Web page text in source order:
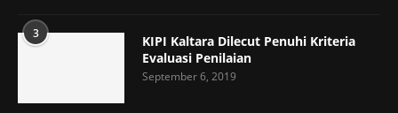
3
KIPI Kaltara Dilecut Penuhi Kriteria
Evaluasi Penilaian
September 6, 2019